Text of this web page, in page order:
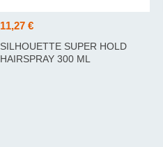
11,27 €
SILHOUETTE SUPER HOLD
HAIRSPRAY 300 ML